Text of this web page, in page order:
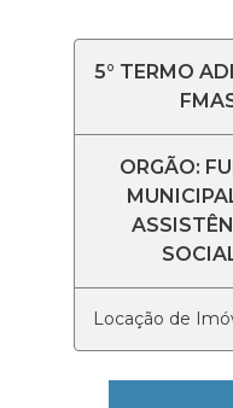
5° TERMO
ORGÃO:
Locação de